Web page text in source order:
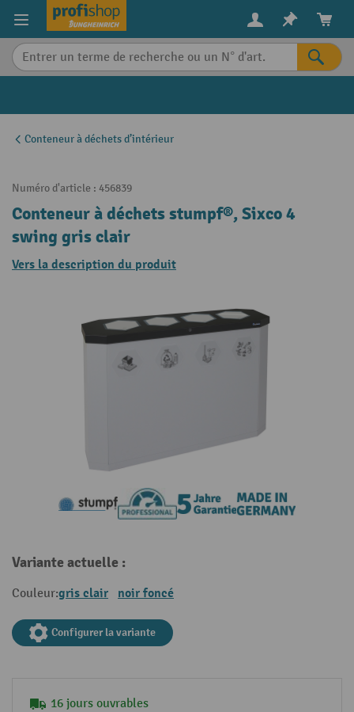
content
Conteneur à déchets d’intérieur
Numéro d'article : 456839
Conteneur à déchets stumpf®, Sixco 4
swing gris clair
Vers la description du produit
Variante actuelle :
Couleur:gris clair noir foncé
Configurer la variante
16 jours ouvrables